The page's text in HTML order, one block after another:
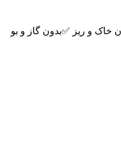
خاک و ریز ✅بدون گاز و بو